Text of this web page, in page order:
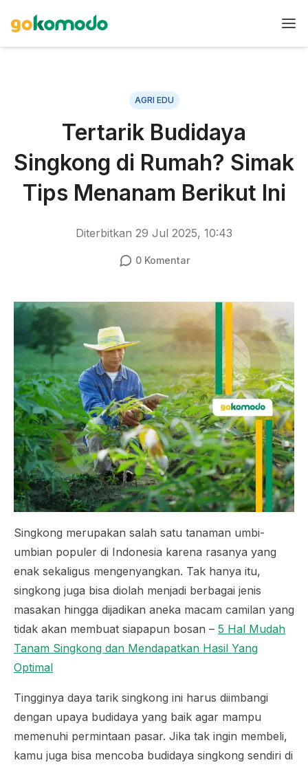
AGRI EDU
Tertarik Budidaya
Singkong di Rumah? Simak
Tips Menanam Berikut Ini
Diterbitkan 29 Jul 2025, 10:43
0Komentar
Singkong merupakan salah satu tanaman umbi-
umbian populer di Indonesia karena rasanya yang
enak sekaligus mengenyangkan. Tak hanya itu,
singkong juga bisa diolah menjadi berbagai jenis
masakan hingga dijadikan aneka macam camilan yang
tidak akan membuat siapapun bosan – 5 Hal Mudah
Tanam Singkong dan Mendapatkan Hasil Yang
Optimal
Tingginya daya tarik singkong ini harus diimbangi
dengan upaya budidaya yang baik agar mampu
memenuhi permintaan pasar. Jika tak ingin membeli,
kamu juga bisa mencoba budidaya singkong sendiri di